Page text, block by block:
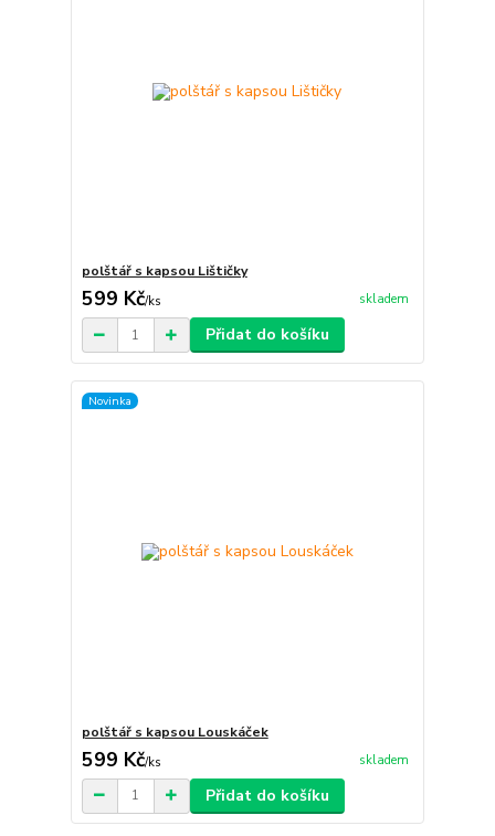
polštář s kapsou Lištičky
599 Kč/ks skladem
Přidat do košíku
Novinka
polštář s kapsou Louskáček
599 Kč/ks skladem
Přidat do košíku